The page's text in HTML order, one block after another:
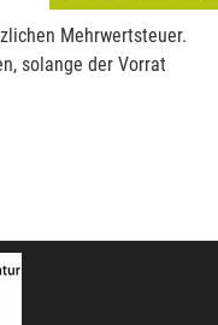
Mehrwertsteuer.
solange der Vorrat